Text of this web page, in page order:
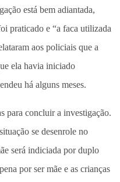
está bem adiantada,
praticado e “a faca utilizada
aos policiais que a
ela havia iniciado
há alguns meses.
para concluir a investigação.
se desenrole no
será indiciada por duplo
por ser mãe e as crianças